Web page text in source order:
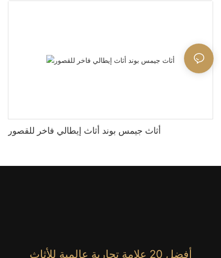
أثاث جيمس بوند أثاث إيطالي فاخر للقصور
أفضل 20 علامة تجارية عالمية للأثاث